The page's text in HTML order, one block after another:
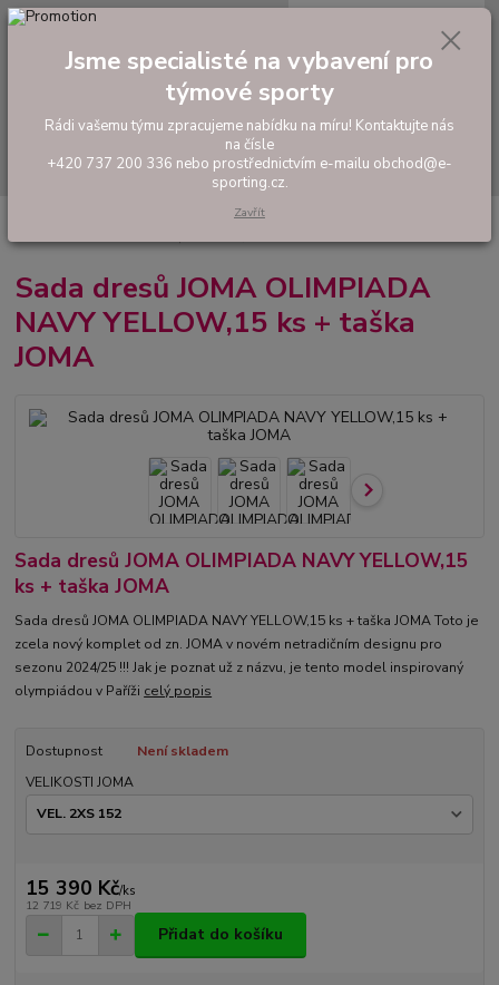
Hledat
tel: +420 737 200 336
0,00 Kč
Akční sady dresů
OLIMPIADA NAVY YELLOW,15 ks + taška JOMA
Sada dresů JOMA OLIMPIADA
NAVY YELLOW,15 ks + taška
JOMA
Sada dresů JOMA OLIMPIADA NAVY YELLOW,15
ks + taška JOMA
Sada dresů JOMA OLIMPIADA NAVY YELLOW,15 ks + taška JOMA Toto je
zcela nový komplet od zn. JOMA v novém netradičním designu pro
sezonu 2024/25 !!! Jak je poznat už z názvu, je tento model inspirovaný
olympiádou v Paříži celý popis
Dostupnost
Není skladem
VELIKOSTI JOMA
15 390 Kč/ks
12 719 Kč bez DPH
Přidat do košíku
Jsme specialisté na vybavení pro
týmové sporty
Rádi vašemu týmu zpracujeme nabídku na míru! Kontaktujte nás
na čísle
+420 737 200 336 nebo prostřednictvím e-mailu obchod@e-
sporting.cz.
Zavřít